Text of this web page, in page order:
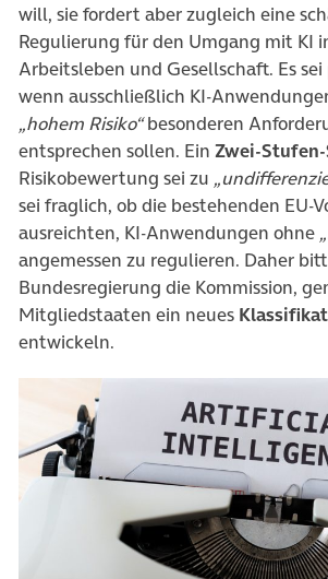
will, sie fordert aber zugleich eine
Regulierung für den Umgang mit KI
Arbeitsleben und Gesellschaft. Es
wenn ausschließlich KI-
„hohem Risiko“besonderen
entsprechen sollen. Ein Zwei-
Risikobewertung sei zu
sei fraglich, ob die bestehenden EU-
ausreichten, KI-Anwendungen ohne
angemessen zu regulieren. Daher
Bundesregierung die Kommission,
Mitgliedstaaten ein neues
entwickeln.